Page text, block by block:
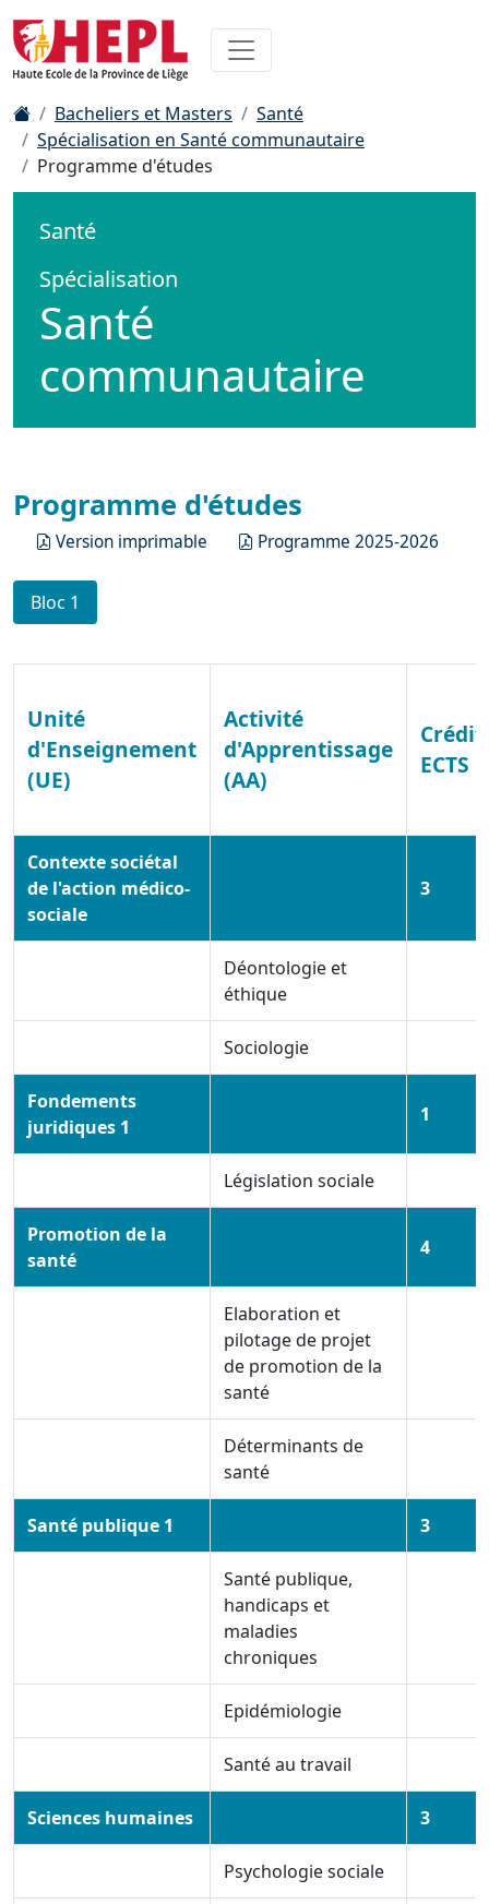
Bacheliers et Masters
Santé
Spécialisation en Santé communautaire
Programme d'études
Santé
Spécialisation
Santé
communautaire
Programme d'études
Version imprimable Programme 2025-2026
Bloc 1
Unité
d'Enseignement
(UE)
Activité
d'Apprentissage
(AA)
ECTS
Contexte sociétal
de l'action médico-
sociale
3
Déontologie et
éthique
Sociologie
Fondements
juridiques 1
1
Législation sociale
Promotion de la
santé
4
Elaboration et
pilotage de projet
de promotion de la
santé
Déterminants de
santé
Santé publique 1 3
Santé publique,
handicaps et
maladies
chroniques
Epidémiologie
Santé au travail
Sciences humaines 3
Psychologie sociale